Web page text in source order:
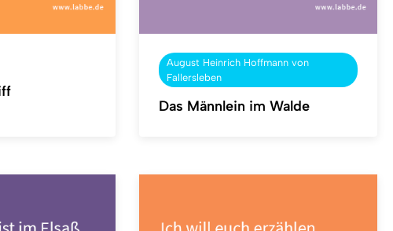
August Heinrich Hoffmann von
Fallersleben
Das Männlein im Walde